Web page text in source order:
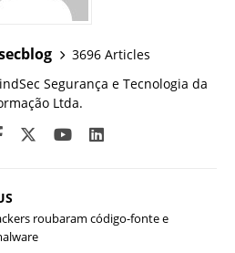
3696 Articles
Segurança e Tecnologia da
Ltda.
roubaram código-fonte e